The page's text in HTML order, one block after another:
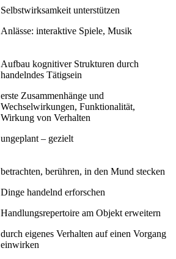
Selbstwirksamkeit unterstützen
Anlässe: interaktive Spiele, Musik
Aufbau kognitiver Strukturen durch
handelndes Tätigsein
erste Zusammenhänge und
Wechselwirkungen, Funktionalität,
Wirkung von Verhalten
ungeplant – gezielt
betrachten, berühren, in den Mund stecken
Dinge handelnd erforschen
Handlungsrepertoire am Objekt erweitern
durch eigenes Verhalten auf einen Vorgang
einwirken